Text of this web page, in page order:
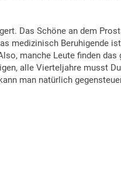
Das Schöne an dem
medizinisch Beruhigende
manche Leute finden das
alle Vierteljahre musst
man natürlich